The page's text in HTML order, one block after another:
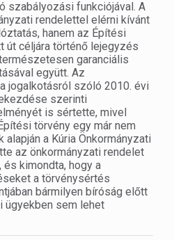
szabályozási funkciójával. A
rendelettel elérni kívánt
hanem az Építési
út céljára történő lejegyzés
garanciális
együtt. Az
jogalkotásról szóló 2010. évi
szerinti
is sértette, mivel
törvény egy már nem
a Kúria Önkormányzati
az önkormányzati rendelet
kimondta, hogy a
a törvénysértés
bármilyen bíróság előtt
ügyekben sem lehet